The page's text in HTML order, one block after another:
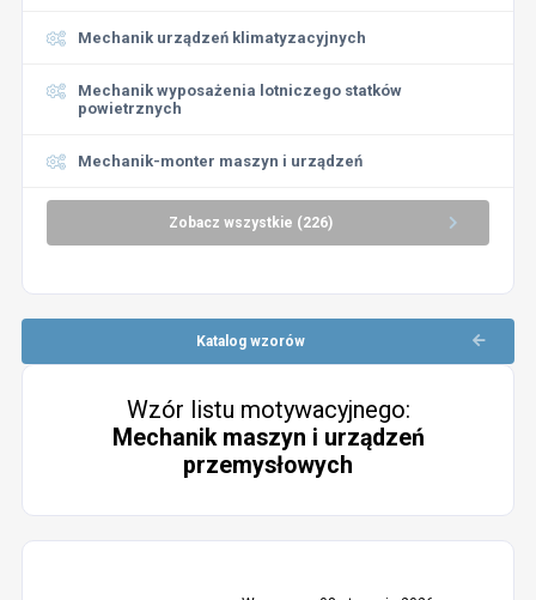
Mechanik urządzeń klimatyzacyjnych
Mechanik wyposażenia lotniczego statków
powietrznych
Mechanik-monter maszyn i urządzeń
Zobacz wszystkie (226)
Katalog wzorów
Wzór listu motywacyjnego:
Mechanik maszyn i urządzeń
przemysłowych